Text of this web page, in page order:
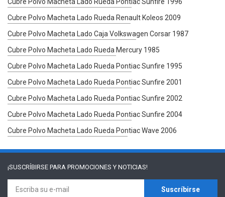
Cubre Polvo Macheta Lado Rueda Renault Koleos 2009
Cubre Polvo Macheta Lado Caja Volkswagen Corsar 1987
Cubre Polvo Macheta Lado Rueda Mercury 1985
Cubre Polvo Macheta Lado Rueda Pontiac Sunfire 1995
Cubre Polvo Macheta Lado Rueda Pontiac Sunfire 2001
Cubre Polvo Macheta Lado Rueda Pontiac Sunfire 2002
Cubre Polvo Macheta Lado Rueda Pontiac Sunfire 2004
Cubre Polvo Macheta Lado Rueda Pontiac Wave 2006
¡SUSCRÍBIRSE PARA PROMOCIONES Y NOTICIAS!
Suscríbirse